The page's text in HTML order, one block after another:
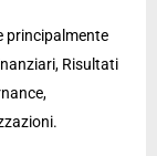
principalmente
Risultati